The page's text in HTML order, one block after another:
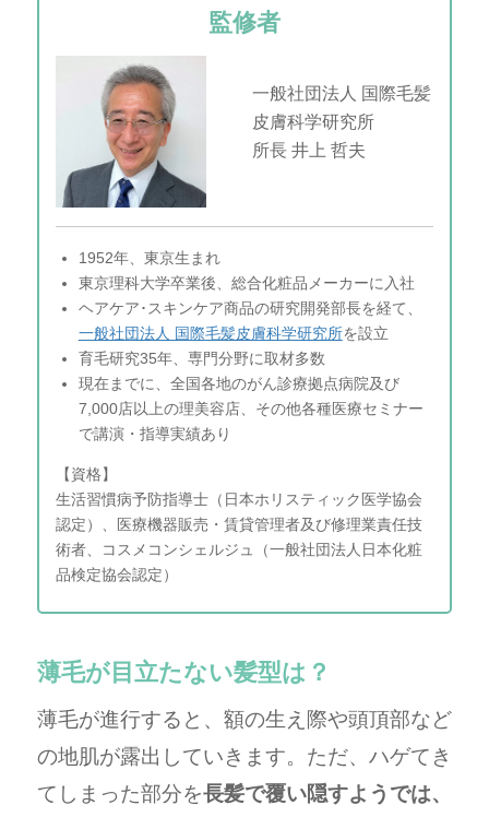
監修者
一般社団法人 国際毛髪
皮膚科学研究所
所長 井上 哲夫
1952年、東京生まれ
東京理科大学卒業後、総合化粧品メーカーに入社
ヘアケア･スキンケア商品の研究開発部長を経て、
一般社団法人 国際毛髪皮膚科学研究所を設立
育毛研究35年、専門分野に取材多数
現在までに、全国各地のがん診療拠点病院及び
7,000店以上の理美容店、その他各種医療セミナー
で講演・指導実績あり
【資格】
生活習慣病予防指導士（日本ホリスティック医学協会
認定）、医療機器販売・賃貸管理者及び修理業責任技
術者、コスメコンシェルジュ（一般社団法人日本化粧
品検定協会認定）
薄毛が目立たない髪型は？
薄毛が進行すると、額の生え際や頭頂部など
の地肌が露出していきます。ただ、ハゲてき
てしまった部分を長髪で覆い隠すようでは、